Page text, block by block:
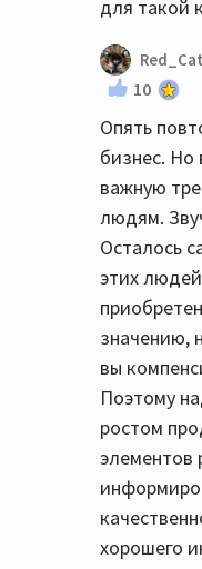
для такой
Red_Cat
10
Опять
бизнес. Но
важную
людям.
Осталось
этих
значению,
вы
Поэтому
ростом
элементов
хорошего